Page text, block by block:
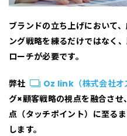
ブランドの立ち上げにおいて
ング戦略を練るだけではなく、
ローチが必要です。
弊社 Oz link（株式会社オ
グ×顧客戦略の視点を融合させ
点（タッチポイント）に至るま
します。